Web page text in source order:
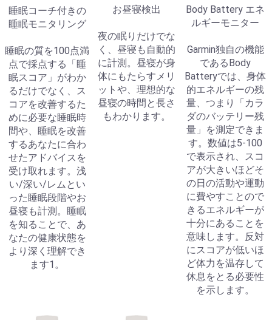
睡眠コーチ付きの
睡眠モニタリング
睡眠の質を100点満
点で採点する「睡
眠スコア」がわか
るだけでなく、ス
コアを改善するた
めに必要な睡眠時
間や、睡眠を改善
するあなたに合わ
せたアドバイスを
受け取れます。浅
い/深い/レムとい
った睡眠段階やお
昼寝も計測。睡眠
を知ることで、あ
なたの健康状態を
より深く理解でき
ます1。
お昼寝検出
夜の眠りだけでな
く、昼寝も自動的
に計測。昼寝が身
体にもたらすメリ
ットや、理想的な
昼寝の時間と長さ
もわかります。
Body Battery エネ
ルギーモニター
Garmin独自の機能
であるBody
Batteryでは、身体
的エネルギーの残
量、つまり「カラ
ダのバッテリー残
量」を測定できま
す。数値は5-100
で表示され、スコ
アが大きいほどそ
の日の活動や運動
に費やすことので
きるエネルギーが
十分にあることを
意味します。反対
にスコアが低いほ
ど体力を温存して
休息をとる必要性
を示します。